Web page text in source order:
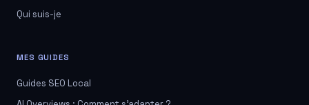
Qui suis-je
MES GUIDES
Guides SEO Local